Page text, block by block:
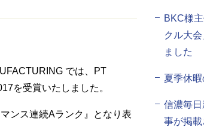
では、PT
を受賞いたしました。
ンス連続Aランク』となり表
BKC様
クル大
ました
夏季休
信濃毎
事が掲